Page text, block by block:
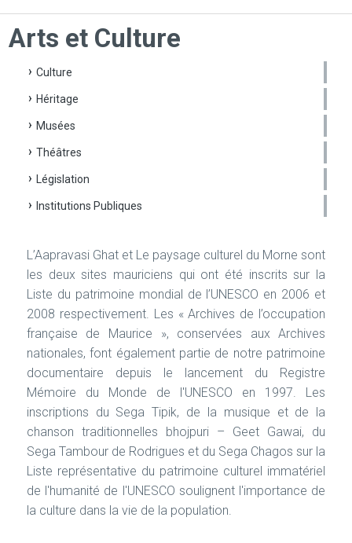
Arts et Culture
Culture
Héritage
Musées
Théâtres
Législation
Institutions Publiques
L’Aapravasi Ghat et Le paysage culturel du Morne sont
les deux sites mauriciens qui ont été inscrits sur la
Liste du patrimoine mondial de l’UNESCO en 2006 et
2008 respectivement. Les « Archives de l’occupation
française de Maurice », conservées aux Archives
nationales, font également partie de notre patrimoine
documentaire depuis le lancement du Registre
Mémoire du Monde de l'UNESCO en 1997. Les
inscriptions du Sega Tipik, de la musique et de la
chanson traditionnelles bhojpuri – Geet Gawai, du
Sega Tambour de Rodrigues et du Sega Chagos sur la
Liste représentative du patrimoine culturel immatériel
de l'humanité de l'UNESCO soulignent l'importance de
la culture dans la vie de la population.